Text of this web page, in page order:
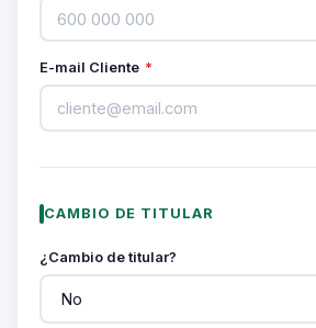
E-mail Cliente *
CAMBIO DE TITULAR
¿Cambio de titular?